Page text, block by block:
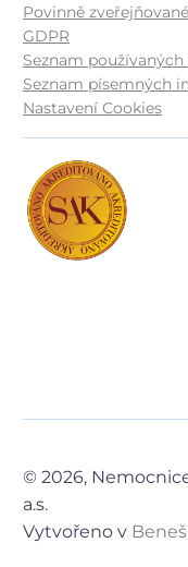
Povinně
GDPR
Seznam používaných
Seznam písemných
Nastavení Cookies
© 2026,
a.s.
Vytvořeno v